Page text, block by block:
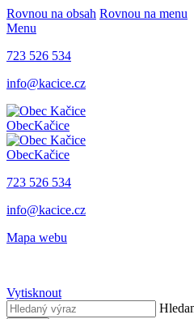
Rovnou na obsah Rovnou na menu
Menu
723 526 534
info@kacice.cz
ObecKačice
ObecKačice
723 526 534
info@kacice.cz
Mapa webu
Vytisknout